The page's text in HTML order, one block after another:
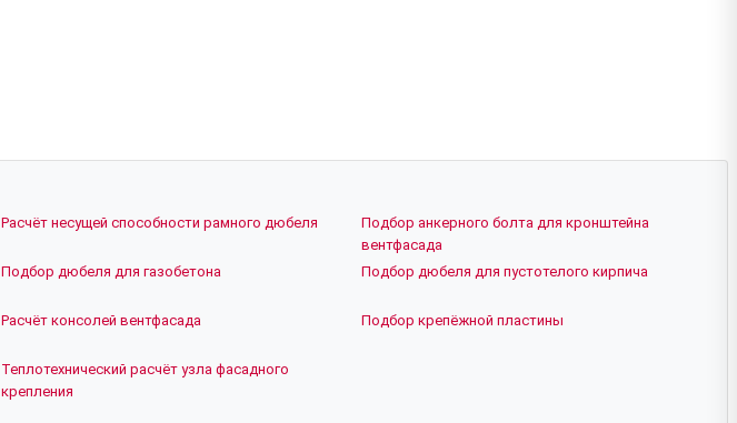
Расчёт несущей способности рамного дюбеля
Подбор анкерного болта для кронштейна
вентфасада
Подбор дюбеля для газобетона Подбор дюбеля для пустотелого кирпича
Расчёт консолей вентфасада Подбор крепёжной пластины
Теплотехнический расчёт узла фасадного
крепления